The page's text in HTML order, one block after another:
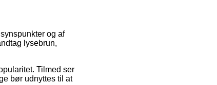
og af
lysebrun,
Tilmed ser
bør udnyttes til at